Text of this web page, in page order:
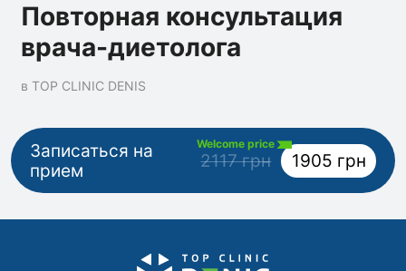
Повторная консультация
врача-диетолога
в TOP CLINIC DENIS
Записаться на
прием
Welcome price
2117 грн 1905 грн